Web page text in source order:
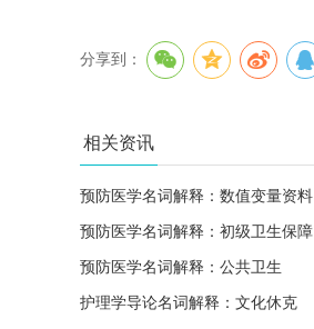
分享到：
相关资讯
预防医学名词解释：数值变量资料
预防医学名词解释：初级卫生保障
预防医学名词解释：公共卫生
护理学导论名词解释：文化休克